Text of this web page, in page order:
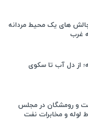
های یک محیط مردانه
غرب
یاسمین ۱۳ساله؛ از دل آب تا سکوی
و رومشگان در مجلس
لوله و مخابرات نفت